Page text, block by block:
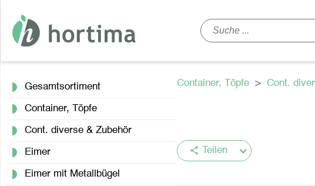
Gesamtsortiment
Container, Töpfe
Cont. diverse & Zubehör
Eimer
Eimer mit Metallbügel
Container, Töpfe > Cont.
share Teilen